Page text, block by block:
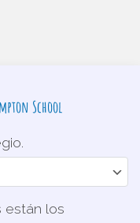
School
están los